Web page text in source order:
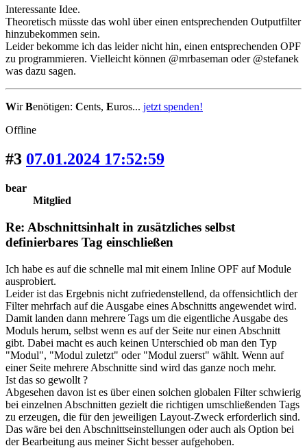
Interessante Idee.
Theoretisch müsste das wohl über einen entsprechenden Outputfilter
hinzubekommen sein.
Leider bekomme ich das leider nicht hin, einen entsprechenden OPF
zu programmieren. Vielleicht können @mrbaseman oder @stefanek
was dazu sagen.
WirBenötigen: Cents, Euros... jetzt spenden!
Offline
#3 07.01.2024 17:52:59
bear
Mitglied
Re: Abschnittsinhalt in zusätzliches selbst
definierbares Tag einschließen
Ich habe es auf die schnelle mal mit einem Inline OPF auf Module
ausprobiert.
Leider ist das Ergebnis nicht zufriedenstellend, da offensichtlich der
Filter mehrfach auf die Ausgabe eines Abschnitts angewendet wird.
Damit landen dann mehrere Tags um die eigentliche Ausgabe des
Moduls herum, selbst wenn es auf der Seite nur einen Abschnitt
gibt. Dabei macht es auch keinen Unterschied ob man den Typ
"Modul", "Modul zuletzt" oder "Modul zuerst" wählt. Wenn auf
einer Seite mehrere Abschnitte sind wird das ganze noch mehr.
Ist das so gewollt ?
Abgesehen davon ist es über einen solchen globalen Filter schwierig
bei einzelnen Abschnitten gezielt die richtigen umschließenden Tags
zu erzeugen, die für den jeweiligen Layout-Zweck erforderlich sind.
Das wäre bei den Abschnittseinstellungen oder auch als Option bei
der Bearbeitung aus meiner Sicht besser aufgehoben.